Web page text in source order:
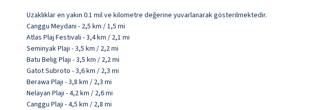
Uzaklıklar en yakın 0.1 mil ve kilometre değerine yuvarlanarak gösterilmektedir.
Canggu Meydanı - 2,5 km / 1,5 mi
Atlas Plaj Festivali - 3,4 km / 2,1 mi
Seminyak Plajı - 3,5 km / 2,2 mi
Batu Belig Plajı - 3,5 km / 2,2 mi
Gatot Subroto - 3,6 km / 2,3 mi
Berawa Plajı - 3,8 km / 2,3 mi
Nelayan Plajı - 4,2 km / 2,6 mi
Canggu Plajı - 4,5 km / 2,8 mi